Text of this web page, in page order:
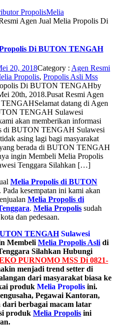
PropolisMelia
Agen Jual Melia Propolis Di
Di BUTON TENGAH
20, 2018Category : Agen Resmi
Propolis, Propolis Asli Mss
Di BUTON TENGAHby
20th, 2018.Pusat Resmi Agen
TENGAHSelamat datang di Agen
TENGAH Sulawesi
akan memberikan informasi
di BUTON TENGAH Sulawesi
asing lagi bagi masyarakat
berada di BUTON TENGAH
ingin Membeli Melia Propolis
Tenggara Silahkan […]
Melia Propolis di BUTON
. Pada kesempatan ini kami akan
Melia Propolis di
. Melia Propolis sudah
dan pedesaan.
TENGAHSulawesi
Membeli Melia Propolis Asli di
Silahkan Hubungi
PURNOMO MSS Di 0821-
menjadi trend setter di
dari masyarakat biasa ke
produk Melia Propolis ini.
Pegawai Kantoran,
berbagai macam latar
produk Melia Propolis ini